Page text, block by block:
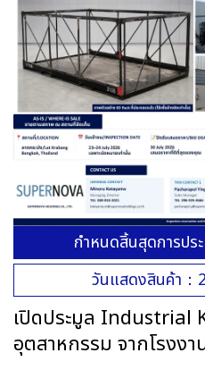
กำหนดสิ้นสุดการปร
วันแสดงสินค้า：
เปิดประมูล Industrial
อุตสาหกรรม จากโรง